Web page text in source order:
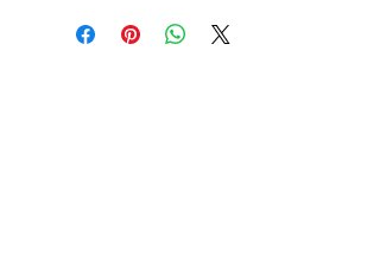
fale direto com a vendedora Isabelle
nos contatos abaixos: